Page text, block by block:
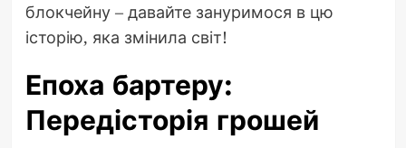
блокчейну – давайте зануримося в цю
історію, яка змінила світ!
Епоха бартеру:
Передісторія грошей